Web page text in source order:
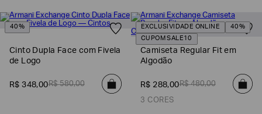
40%
Cinto Dupla Face com Fivela
de Logo
R$ 348,00R$ 580,00
EXCLUSIVIDADE ONLINE
40%
CUPOM SALE10
Camiseta Regular Fit em
Algodão
R$ 288,00R$ 480,00
3 CORES